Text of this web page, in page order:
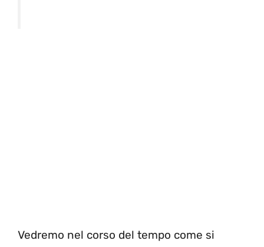
Vedremo nel corso del tempo come si